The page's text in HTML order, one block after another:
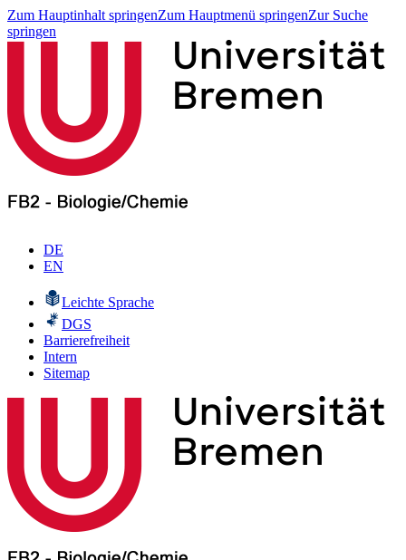
Zum Hauptinhalt springenZum Hauptmenü springenZur Suche
springen
DE
EN
Leichte Sprache
DGS
Barrierefreiheit
Intern
Sitemap